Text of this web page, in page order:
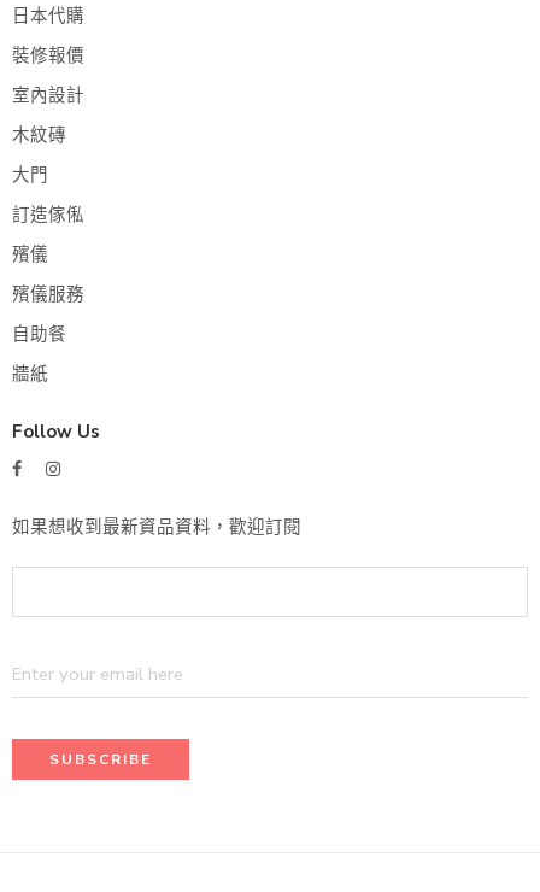
日本代購
裝修報價
室內設計
木紋磚
大門
訂造傢俬
殯儀
殯儀服務
自助餐
牆紙
Follow Us
如果想收到最新資品資料，歡迎訂閱